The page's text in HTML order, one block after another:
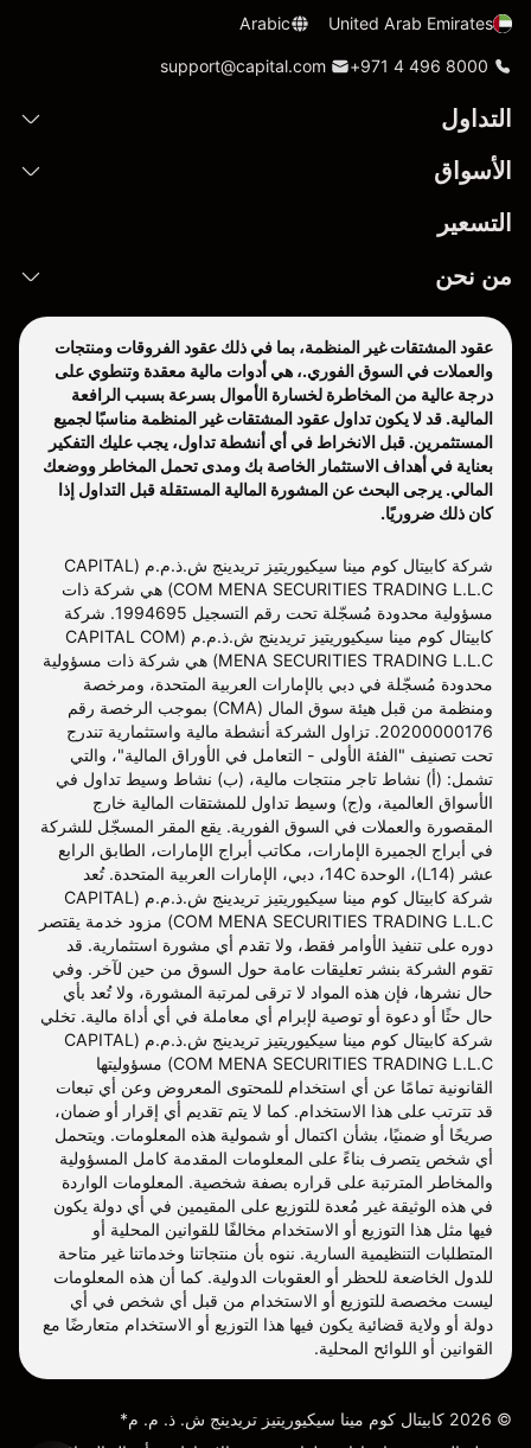
United Arab Emirates
Arabic
+971 4 496 8000
support@capital.com
التداول
الأسواق
التسعير
من نحن
عقود المشتقات غير المنظمة، بما في ذلك عقود الفروقات ومنتجات
والعملات في السوق الفوري.، هي أدوات مالية معقدة وتنطوي على
درجة عالية من المخاطرة لخسارة الأموال بسرعة بسبب الرافعة
المالية. قد لا يكون تداول عقود المشتقات غير المنظمة مناسبًا لجميع
المستثمرين. قبل الانخراط في أي أنشطة تداول، يجب عليك التفكير
بعناية في أهداف الاستثمار الخاصة بك ومدى تحمل المخاطر ووضعك
المالي. يرجى البحث عن المشورة المالية المستقلة قبل التداول إذا
كان ذلك ضروريًا.
شركة كابيتال كوم مينا سيكيوريتيز تريدينج ش.ذ.م.م (CAPITAL
COM MENA SECURITIES TRADING L.L.C) هي شركة ذات
مسؤولية محدودة مُسجّلة تحت رقم التسجيل 1994695. شركة
كابيتال كوم مينا سيكيوريتيز تريدينج ش.ذ.م.م (CAPITAL COM
MENA SECURITIES TRADING L.L.C) هي شركة ذات مسؤولية
محدودة مُسجّلة في دبي بالإمارات العربية المتحدة، ومرخصة
ومنظمة من قبل هيئة سوق المال (CMA) بموجب الرخصة رقم
20200000176. تزاول الشركة أنشطة مالية واستثمارية تندرج
تحت تصنيف "الفئة الأولى - التعامل في الأوراق المالية"، والتي
تشمل: (أ) نشاط تاجر منتجات مالية، (ب) نشاط وسيط تداول في
الأسواق العالمية، و(ج) وسيط تداول للمشتقات المالية خارج
المقصورة والعملات في السوق الفورية. يقع المقر المسجّل للشركة
في أبراج الجميرة الإمارات، مكاتب أبراج الإمارات، الطابق الرابع
عشر (L14)، الوحدة 14C، دبي، الإمارات العربية المتحدة. تُعد
شركة كابيتال كوم مينا سيكيوريتيز تريدينج ش.ذ.م.م (CAPITAL
COM MENA SECURITIES TRADING L.L.C) مزود خدمة يقتصر
دوره على تنفيذ الأوامر فقط، ولا تقدم أي مشورة استثمارية. قد
تقوم الشركة بنشر تعليقات عامة حول السوق من حين لآخر. وفي
حال نشرها، فإن هذه المواد لا ترقى لمرتبة المشورة، ولا تُعد بأي
حال حثًا أو دعوة أو توصية لإبرام أي معاملة في أي أداة مالية. تخلي
شركة كابيتال كوم مينا سيكيوريتيز تريدينج ش.ذ.م.م (CAPITAL
COM MENA SECURITIES TRADING L.L.C) مسؤوليتها
القانونية تمامًا عن أي استخدام للمحتوى المعروض وعن أي تبعات
قد تترتب على هذا الاستخدام. كما لا يتم تقديم أي إقرار أو ضمان،
صريحًا أو ضمنيًا، بشأن اكتمال أو شمولية هذه المعلومات. ويتحمل
أي شخص يتصرف بناءً على المعلومات المقدمة كامل المسؤولية
والمخاطر المترتبة على قراره بصفة شخصية. المعلومات الواردة
في هذه الوثيقة غير مُعدة للتوزيع على المقيمين في أي دولة يكون
فيها مثل هذا التوزيع أو الاستخدام مخالفًا للقوانين المحلية أو
المتطلبات التنظيمية السارية. ننوه بأن منتجاتنا وخدماتنا غير متاحة
للدول الخاضعة للحظر أو العقوبات الدولية. كما أن هذه المعلومات
ليست مخصصة للتوزيع أو الاستخدام من قبل أي شخص في أي
دولة أو ولاية قضائية يكون فيها هذا التوزيع أو الاستخدام متعارضًا مع
القوانين أو اللوائح المحلية.
©
2026 كابيتال كوم مينا سيكيوريتيز تريدينج ش. ذ. م. م*